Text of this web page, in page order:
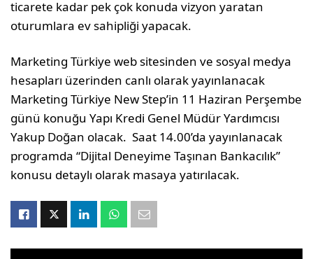
ticarete kadar pek çok konuda vizyon yaratan
oturumlara ev sahipliği yapacak.
Marketing Türkiye web sitesinden ve sosyal medya
hesapları üzerinden canlı olarak yayınlanacak
Marketing Türkiye New Step’in 11 Haziran Perşembe
günü konuğu Yapı Kredi Genel Müdür Yardımcısı
Yakup Doğan olacak. Saat 14.00’da yayınlanacak
programda “Dijital Deneyime Taşınan Bankacılık”
konusu detaylı olarak masaya yatırılacak.